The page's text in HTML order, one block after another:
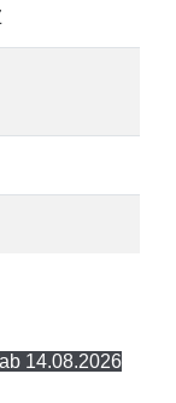
14.08.2026